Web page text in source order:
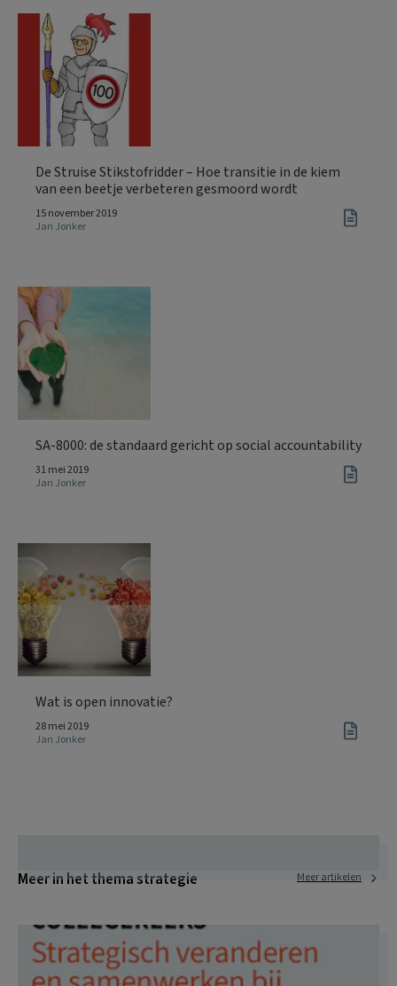
De Struise Stikstofridder – Hoe transitie in de kiem
van een beetje verbeteren gesmoord wordt
15 november 2019
Jan Jonker
SA-8000: de standaard gericht op social accountability
31 mei 2019
Jan Jonker
Wat is open innovatie?
28 mei 2019
Jan Jonker
Meer in het thema strategie Meer artikelen